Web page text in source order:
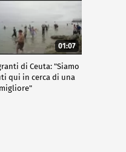
01:07
di Ceuta: "Siamo
qui in cerca di una